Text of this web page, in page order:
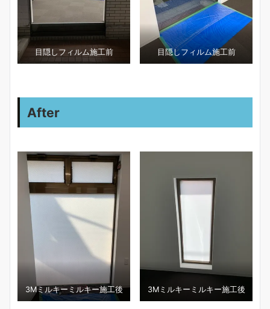
目隠しフィルム施工前 目隠しフィルム施工前
After
3Ⅿミルキーミルキー施工後 3Ⅿミルキーミルキー施工後